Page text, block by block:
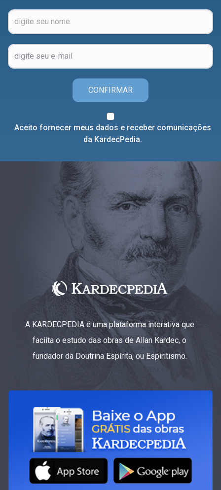
CONFIRMAR
Aceito fornecer meus dados e receber comunicações
da KardecPedia.
A KARDECPEDIA é uma plataforma interativa que
faciita o estudo das obras de Allan Kardec, o
fundador da Doutrina Espírita, ou Espiritismo.